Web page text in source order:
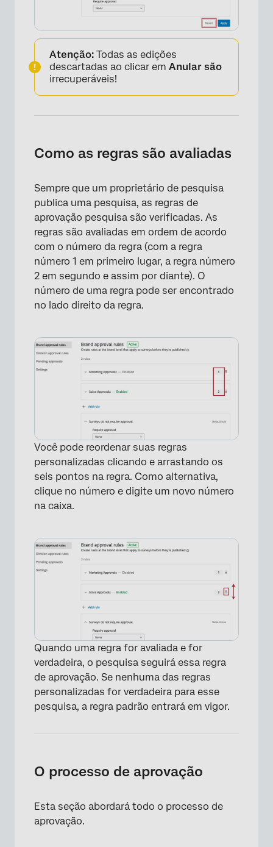
×
×
Atenção: Todas as edições
descartadas ao clicar em Anular são
irrecuperáveis!
Como as regras são avaliadas
Sempre que um proprietário de pesquisa
publica uma pesquisa, as regras de
aprovação pesquisa são verificadas. As
regras são avaliadas em ordem de acordo
com o número da regra (com a regra
número 1 em primeiro lugar, a regra número
2 em segundo e assim por diante). O
número de uma regra pode ser encontrado
no lado direito da regra.
Você pode reordenar suas regras
personalizadas clicando e arrastando os
seis pontos na regra. Como alternativa,
clique no número e digite um novo número
na caixa.
Quando uma regra for avaliada e for
verdadeira, o pesquisa seguirá essa regra
de aprovação. Se nenhuma das regras
personalizadas for verdadeira para esse
pesquisa, a regra padrão entrará em vigor.
O processo de aprovação
Esta seção abordará todo o processo de
aprovação.